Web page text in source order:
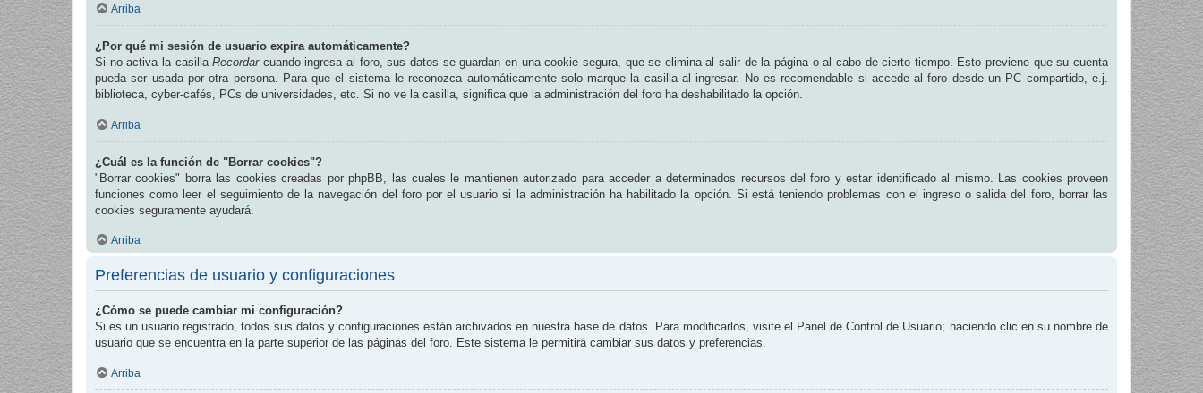
Arriba
¿Por qué mi sesión de usuario expira automáticamente?
Si no activa la casillaRecordarcuando ingresa al foro, sus datos se guardan en una cookie segura, que se elimina al salir de la página o al cabo de cierto tiempo. Esto previene que su cuenta
pueda ser usada por otra persona. Para que el sistema le reconozca automáticamente solo marque la casilla al ingresar. No es recomendable si accede al foro desde un PC compartido, e.j.
biblioteca, cyber-cafés, PCs de universidades, etc. Si no ve la casilla, significa que la administración del foro ha deshabilitado la opción.
Arriba
¿Cuál es la función de "Borrar cookies"?
"Borrar cookies" borra las cookies creadas por phpBB, las cuales le mantienen autorizado para acceder a determinados recursos del foro y estar identificado al mismo. Las cookies proveen
funciones como leer el seguimiento de la navegación del foro por el usuario si la administración ha habilitado la opción. Si está teniendo problemas con el ingreso o salida del foro, borrar las
cookies seguramente ayudará.
Arriba
Preferencias de usuario y configuraciones
¿Cómo se puede cambiar mi configuración?
Si es un usuario registrado, todos sus datos y configuraciones están archivados en nuestra base de datos. Para modificarlos, visite el Panel de Control de Usuario; haciendo clic en su nombre de
usuario que se encuentra en la parte superior de las páginas del foro. Este sistema le permitirá cambiar sus datos y preferencias.
Arriba